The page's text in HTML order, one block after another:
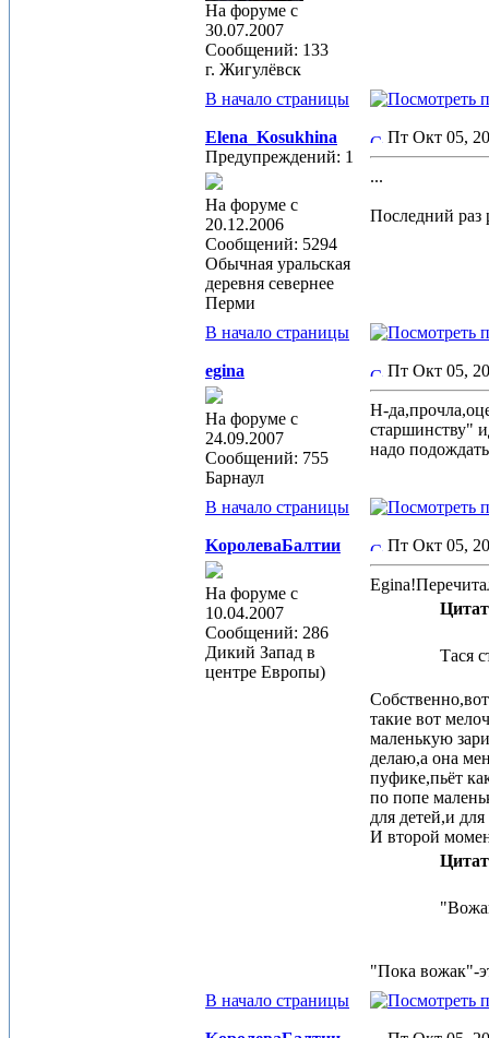
На форуме с
30.07.2007
Сообщений: 133
г. Жигулёвск
В начало страницы
Elena_Kosukhina
Предупреждений: 1
На форуме с
20.12.2006
Сообщений: 5294
Обычная уральская
деревня севернее
Перми
Пт Окт 05,
...
Последний раз
В начало страницы
egina
На форуме с
24.09.2007
Сообщений: 755
Барнаул
Пт Окт 05,
Н-
старшинству"
надо
В начало страницы
KoролеваБалтии
На форуме с
10.04.2007
Сообщений: 286
Дикий Запад в
центре Европы)
Пт Окт 05,
Тася
такие вот
маленькую
делаю,а она
пуфике,пьёт
по попе
для детей,и
И второй
"Пока вожак"-
В начало страницы